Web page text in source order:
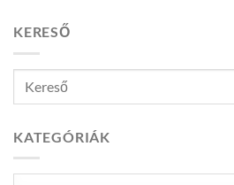
KERESŐ
KATEGÓRIÁK